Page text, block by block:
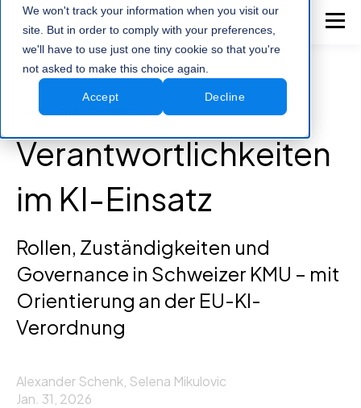
We won't track your information when you visit our
site. But in order to comply with your preferences,
we'll have to use just one tiny cookie so that you're
not asked to make this choice again.
Accept Decline
Künstliche Intelligenz
Verantwortlichkeiten
im KI-Einsatz
Rollen, Zuständigkeiten und
Governance in Schweizer KMU – mit
Orientierung an der EU-KI-
Verordnung
Alexander Schenk, Selena Mikulovic
Jan. 31, 2026